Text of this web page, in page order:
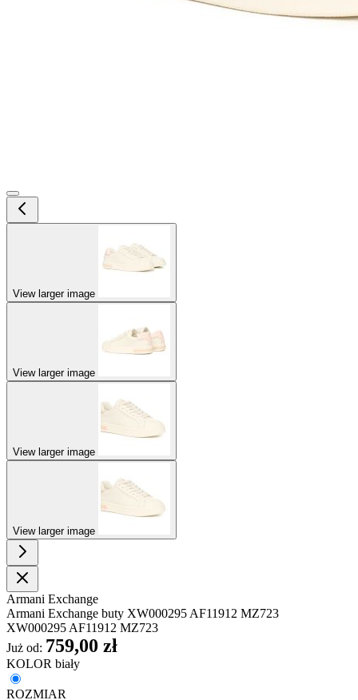
View larger image
View larger image
View larger image
View larger image
Armani Exchange
Armani Exchange buty XW000295 AF11912 MZ723
XW000295 AF11912 MZ723
Już od: 759,00 zł
KOLOR biały
ROZMIAR